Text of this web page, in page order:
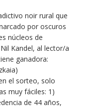
noir rural que
por oscuros
núcleos de
Kandel, al lector/a
ganadora:
el sorteo, solo
muy fáciles: 1)
de 44 años,